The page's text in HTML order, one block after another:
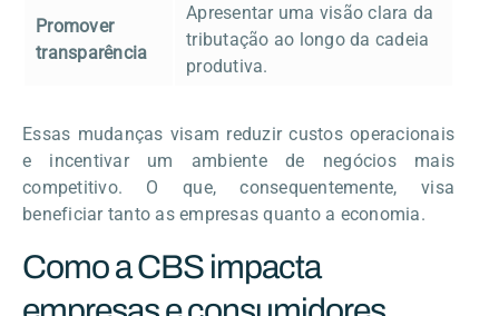
Promover
transparência
Apresentar uma visão clara da
tributação ao longo da cadeia
produtiva.
Essas mudanças visam reduzir custos operacionais
e incentivar um ambiente de negócios mais
competitivo. O que, consequentemente, visa
beneficiar tanto as empresas quanto a economia.
Como a CBS impacta